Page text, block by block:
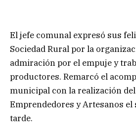
El jefe comunal expresó sus
Sociedad Rural por la
admiración por el empuje y
productores. Remarcó el
municipal con la realización del
Emprendedores y Artesanos el
tarde.